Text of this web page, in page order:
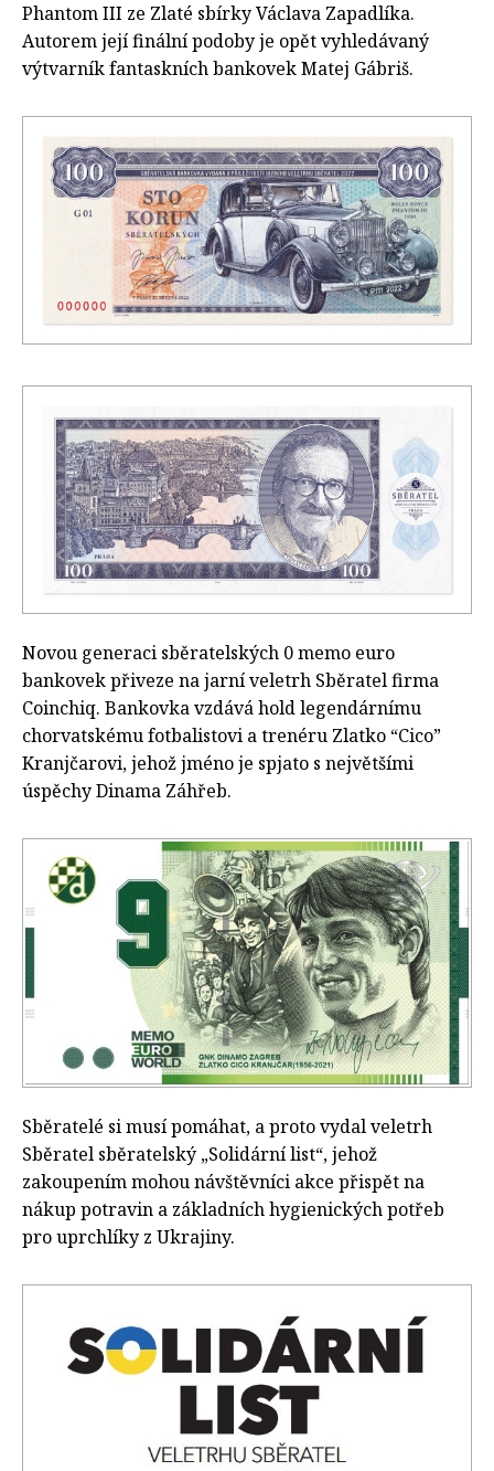
Phantom III ze Zlaté sbírky Václava Zapadlíka.
Autorem její finální podoby je opět vyhledávaný
výtvarník fantaskních bankovek Matej Gábriš.
Novou generaci sběratelských 0 memo euro
bankovek přiveze na jarní veletrh Sběratel firma
Coinchiq. Bankovka vzdává hold legendárnímu
chorvatskému fotbalistovi a trenéru Zlatko “Cico”
Kranjčarovi, jehož jméno je spjato s největšími
úspěchy Dinama Záhřeb.
Sběratelé si musí pomáhat, a proto vydal veletrh
Sběratel sběratelský „Solidární list“, jehož
zakoupením mohou návštěvníci akce přispět na
nákup potravin a základních hygienických potřeb
pro uprchlíky z Ukrajiny.